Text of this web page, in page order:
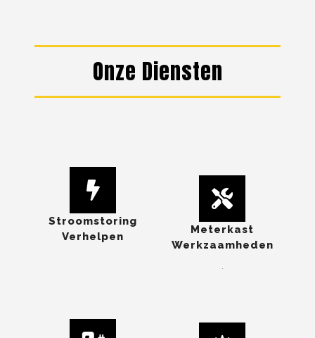
Onze Diensten
Stroomstoring
Verhelpen
Meterkast
Werkzaamheden